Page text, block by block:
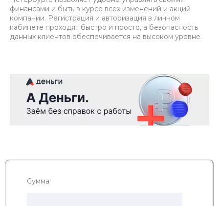
финансами и быть в курсе всех изменений и акций
компании. Регистрация и авторизация в личном
кабинете проходят быстро и просто, а безопасность
данных клиентов обеспечивается на высоком уровне.
Сумма